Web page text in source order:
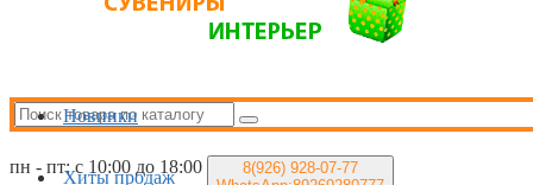
пн - пт: с 10:00 до 18:00 8(926) 928-07-77
Новинки
Хиты продаж